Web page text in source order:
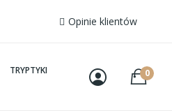
Opinie klientów
TRYPTYKI
0